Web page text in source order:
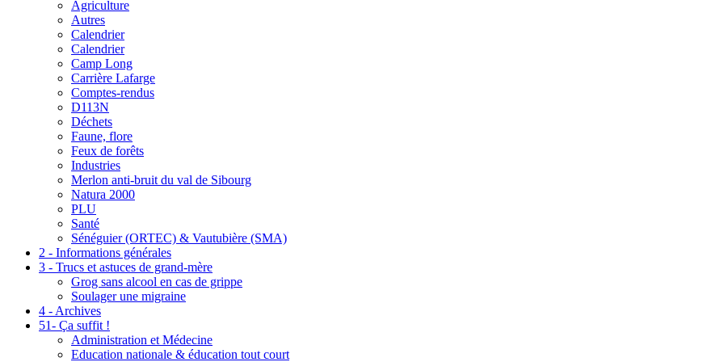
Agriculture
Autres
Calendrier
Calendrier
Camp Long
Carrière Lafarge
Comptes-rendus
D113N
Déchets
Faune, flore
Feux de forêts
Industries
Merlon anti-bruit du val de Sibourg
Natura 2000
PLU
Santé
Sénéguier (ORTEC) & Vautubière (SMA)
2 - Informations générales
3 - Trucs et astuces de grand-mère
Grog sans alcool en cas de grippe
Soulager une migraine
4 - Archives
51- Ça suffit !
Administration et Médecine
Education nationale & éducation tout court